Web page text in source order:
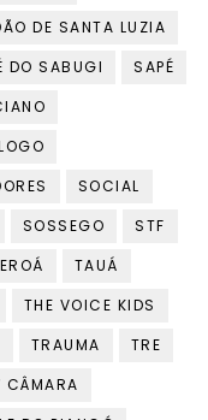
DE SANTA LUZIA
DO SABUGI
SAPÉ
SOCIAL
SOSSEGO
STF
TAUÁ
THE VOICE KIDS
TRAUMA
TRE
CÂMARA